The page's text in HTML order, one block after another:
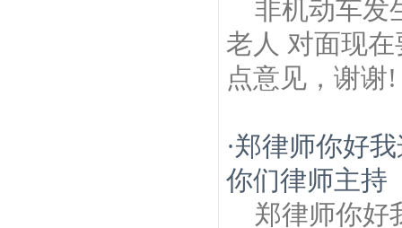
非机动车发
老人 对面现
点意见，谢谢!
·郑律师你好
你们律师主持
郑律师你好